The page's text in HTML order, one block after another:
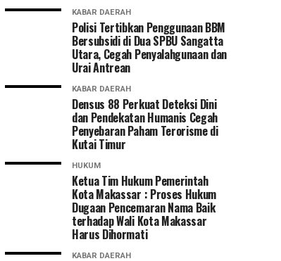
KABAR DAERAH
Polisi Tertibkan Penggunaan BBM
Bersubsidi di Dua SPBU Sangatta
Utara, Cegah Penyalahgunaan dan
Urai Antrean
KABAR DAERAH
Densus 88 Perkuat Deteksi Dini
dan Pendekatan Humanis Cegah
Penyebaran Paham Terorisme di
Kutai Timur
HUKUM
Ketua Tim Hukum Pemerintah
Kota Makassar : Proses Hukum
Dugaan Pencemaran Nama Baik
terhadap Wali Kota Makassar
Harus Dihormati
KABAR DAERAH